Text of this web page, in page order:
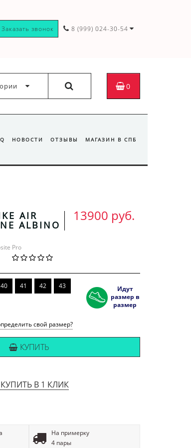
Заказать звонок 8 (999) 024-30-54
0
НОВОСТИ ОТЗЫВЫ МАГАЗИН В СПБ
AIR
ALBINO
Pro
13900 руб.
40 41 42 43
Идут
размер в
размер
свой размер?
КУПИТЬ
КУПИТЬ В 1 КЛИК
На примерку
4 пары